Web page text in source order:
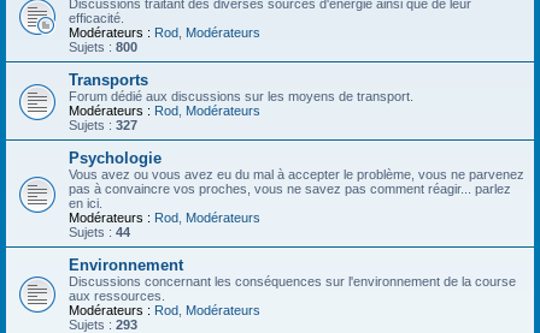
Discussions traitant des diverses sources d'énergie ainsi que de leur
efficacité.
Modérateurs : Rod Modérateurs
Sujets : 800
Transports
Forum dédié aux discussions sur les moyens de transport.
Modérateurs : Rod Modérateurs
Sujets : 327
Psychologie
Vous avez ou vous avez eu du mal à accepter le problème, vous ne parvenez
pas à convaincre vos proches, vous ne savez pas comment réagir... parlez
en ici.
Modérateurs : Rod Modérateurs
Sujets : 44
Environnement
Discussions concernant les conséquences sur l'environnement de la course
aux ressources.
Modérateurs : Rod Modérateurs
Sujets : 293